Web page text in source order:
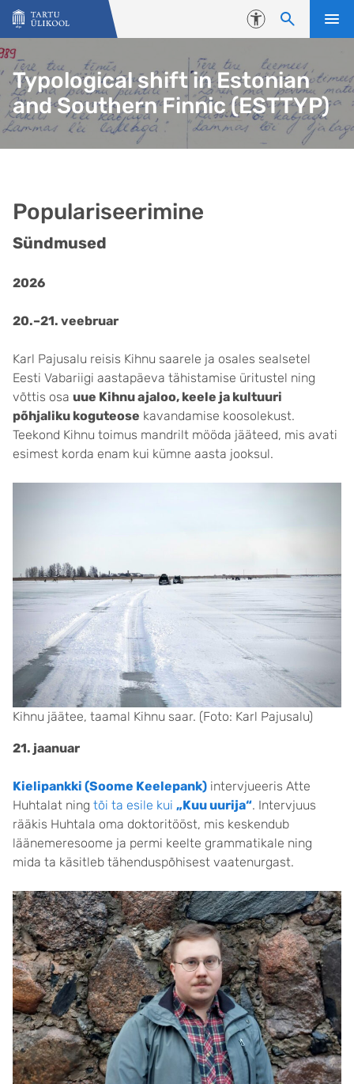
Liigu edasi põhisisu juurde
Juurdepääsetavus
Typological shift in Estonian
and Southern Finnic (ESTTYP)
Populariseerimine
Sündmused
2026
20.–21. veebruar
Karl Pajusalu reisis Kihnu saarele ja osales sealsetel
Eesti Vabariigi aastapäeva tähistamise üritustel ning
võttis osa uue Kihnu ajaloo, keele ja kultuuri
põhjaliku koguteose kavandamise koosolekust.
Teekond Kihnu toimus mandrilt mööda jääteed, mis avati
esimest korda enam kui kümne aasta jooksul.
Kihnu jäätee, taamal Kihnu saar. (Foto: Karl Pajusalu)
21. jaanuar
Kielipankki (Soome Keelepank) intervjueeris Atte
Huhtalat ning tõi ta esile kui „Kuu uurija“. Intervjuus
rääkis Huhtala oma doktoritööst, mis keskendub
läänemeresoome ja permi keelte grammatikale ning
mida ta käsitleb tähenduspõhisest vaatenurgast.